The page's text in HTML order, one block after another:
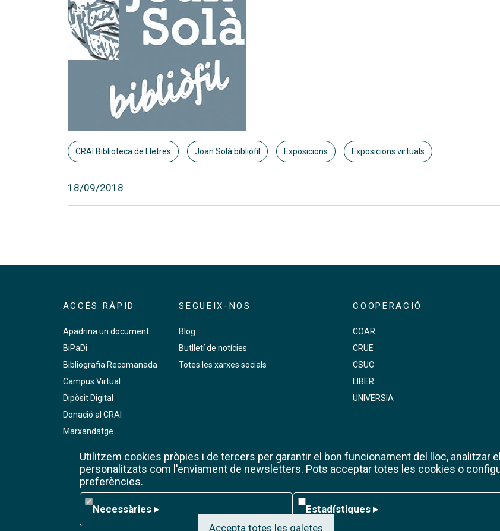
CRAI Biblioteca de Lletres Joan Solà bibliòfil Exposicions Exposicions virtuals
18/09/2018
ACCÉS RÀPID
Apadrina un document
BiPaDi
Bibliografia Recomanada
Campus Virtual
Dipòsit Digital
Donació al CRAI
Marxandatge
RCUB
Reserva de sales de treball
Wifi de la UB
SEGUEIX-NOS
Blog
Butlletí de notícies
Totes les xarxes socials
COOPERACIÓ
COAR
CRUE
CSUC
LIBER
UNIVERSIA
Utilitzem cookies pròpies i de tercers per garantir el bon funcionament del lloc, analitzar
personalitzats com l'enviament de newsletters. Pots acceptar totes les cookies o
preferències.
Necessàries
Necessàries▸ Estadístiques
Estadístiques ▸
Accepta totes les galetes